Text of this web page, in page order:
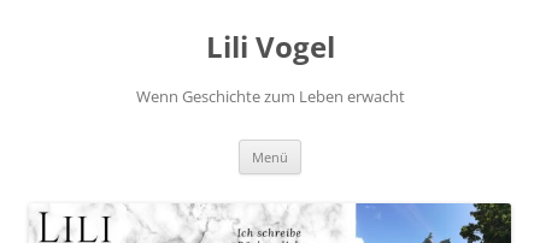
Lili Vogel
Wenn Geschichte zum Leben erwacht
Menü